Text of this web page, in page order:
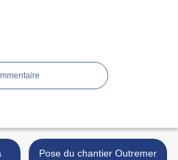
Pose du chantier Outremer